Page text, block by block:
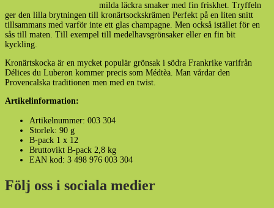
milda läckra smaker med fin friskhet. Tryffeln
ger den lilla brytningen till kronärtsockskrämen Perfekt på en liten snitt
tillsammans med varför inte ett glas champagne. Men också istället för en
sås till maten. Till exempel till medelhavsgrönsaker eller en fin bit
kyckling.
Kronärtskocka är en mycket populär grönsak i södra Frankrike varifrån
Délices du Luberon kommer precis som Médtèa. Man vårdar den
Provencalska traditionen men med en twist.
Artikelinformation:
Artikelnummer: 003 304
Storlek: 90 g
B-pack 1 x 12
Bruttovikt B-pack 2,8 kg
EAN kod: 3 498 976 003 304
Följ oss i sociala medier